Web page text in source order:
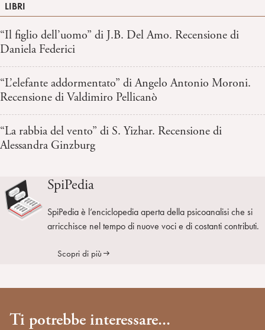
LIBRI
“Il figlio dell’uomo” di J.B. Del Amo. Recensione di
Daniela Federici
“L’elefante addormentato” di Angelo Antonio Moroni.
Recensione di Valdimiro Pellicanò
“La rabbia del vento” di S. Yizhar. Recensione di
Alessandra Ginzburg
SpiPedia
SpiPedia è l’enciclopedia aperta della psicoanalisi che si
arricchisce nel tempo di nuove voci e di costanti contributi.
Scopri di più
Ti potrebbe interessare...